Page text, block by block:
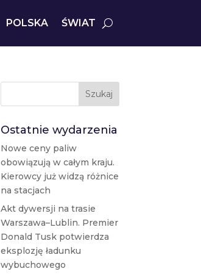
POLSKA ŚWIAT
Szukaj
Ostatnie wydarzenia
Nowe ceny paliw
obowiązują w całym kraju.
Kierowcy już widzą różnice
na stacjach
Akt dywersji na trasie
Warszawa–Lublin. Premier
Donald Tusk potwierdza
eksplozję ładunku
wybuchowego